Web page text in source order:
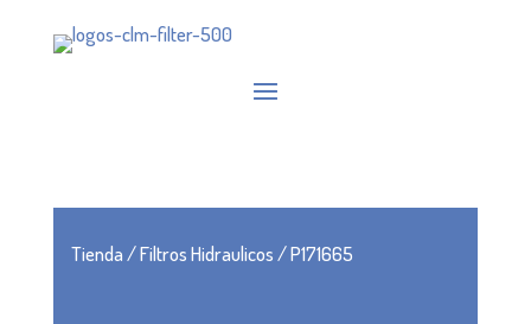
Tienda/Filtros Hidraulicos/ P171665